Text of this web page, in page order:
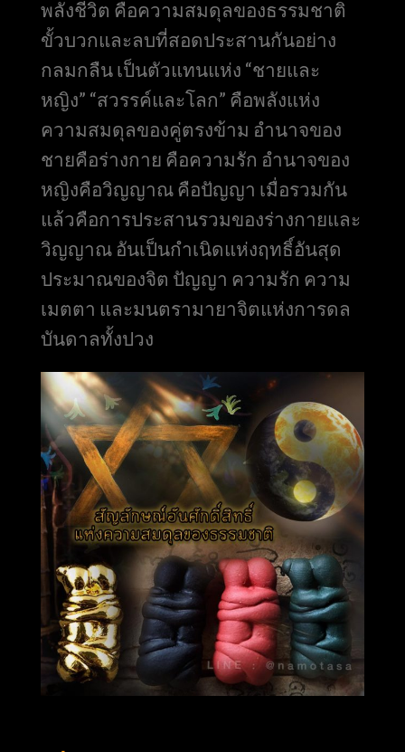
พลังชีวิต คือความสมดุลของธรรมชาติ
ขั้วบวกและลบที่สอดประสานกันอย่าง
กลมกลืน เป็นตัวแทนแห่ง “ชายและ
หญิง” “สวรรค์และโลก” คือพลังแห่ง
ความสมดุลของคู่ตรงข้าม อำนาจของ
ชายคือร่างกาย คือความรัก อำนาจของ
หญิงคือวิญญาณ คือปัญญา เมื่อรวมกัน
แล้วคือการประสานรวมของร่างกายและ
วิญญาณ อันเป็นกำเนิดแห่งฤทธิ์อันสุด
ประมาณของจิต ปัญญา ความรัก ความ
เมตตา และมนตรามายาจิตแห่งการดล
บันดาลทั้งปวง